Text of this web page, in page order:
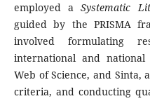
employed aSystematic
guided by the PRISMA
involved formulating
international and national
Web of Science, and Sinta,
criteria, and conducting